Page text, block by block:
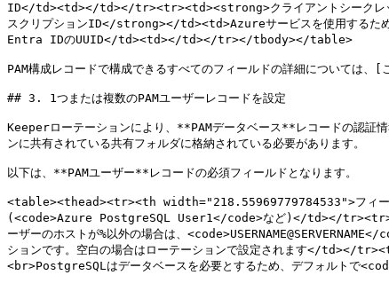
ID</td><td></td></tr><tr><td><strong>クライアントシークレ
スクリプションID</strong></td><td>Azureサービスを使用す
Entra IDのUUID</td><td></td></tr></tbody></table>
PAM構成レコードで構成できるすべてのフィールドの詳細に
## 3. 1つまたは複数のPAMユーザーレコードを設定
Keeperローテーションにより、**PAMデータベース**レコードの認証
ンに共有されている共有フォルダに格納されている必要があります。
以下は、**PAMユーザー**レコードの必須フィールドとなります。
<table><thead><tr><th width="218.55969779784533">フィ
(<code>Azure PostgreSQL User1</code>など)</td></
ーザーのホストが%以外の場合は、
ションです。空白の場合はローテーションで設定されます</td></
<br>PostgreSQLはデータベースを必要とするため、デフォル